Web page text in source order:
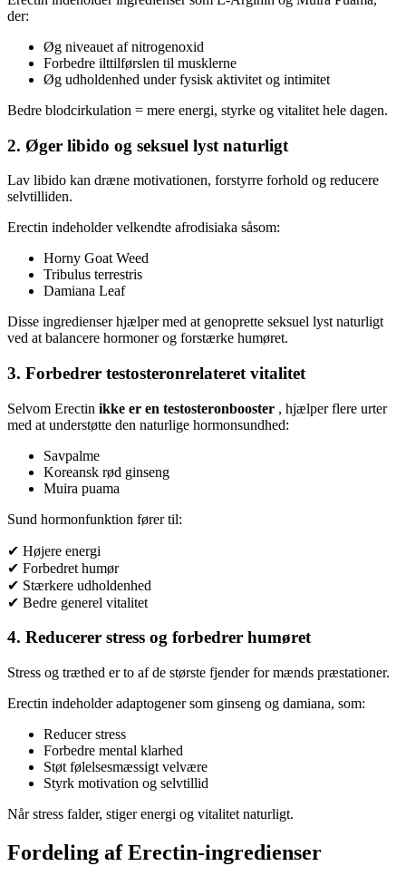
der:
Øg niveauet af nitrogenoxid
Forbedre ilttilførslen til musklerne
Øg udholdenhed under fysisk aktivitet og intimitet
Bedre blodcirkulation = mere energi, styrke og vitalitet hele dagen.
2. Øger libido og seksuel lyst naturligt
Lav libido kan dræne motivationen, forstyrre forhold og reducere
selvtilliden.
Erectin indeholder velkendte afrodisiaka såsom:
Horny Goat Weed
Tribulus terrestris
Damiana Leaf
Disse ingredienser hjælper med at genoprette seksuel lyst naturligt
ved at balancere hormoner og forstærke humøret.
3. Forbedrer testosteronrelateret vitalitet
Selvom Erectin ikke er en testosteronbooster , hjælper flere urter
med at understøtte den naturlige hormonsundhed:
Savpalme
Koreansk rød ginseng
Muira puama
Sund hormonfunktion fører til:
✔ Højere energi
✔ Forbedret humør
✔ Stærkere udholdenhed
✔ Bedre generel vitalitet
4. Reducerer stress og forbedrer humøret
Stress og træthed er to af de største fjender for mænds præstationer.
Erectin indeholder adaptogener som ginseng og damiana, som:
Reducer stress
Forbedre mental klarhed
Støt følelsesmæssigt velvære
Styrk motivation og selvtillid
Når stress falder, stiger energi og vitalitet naturligt.
Fordeling af Erectin-ingredienser